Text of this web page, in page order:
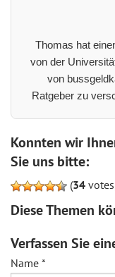
Thomas hat
von der
von
Ratgeber zu
Konnten wir
Sie uns bitte:
(34
Diese Themen
Verfassen Sie
Name *